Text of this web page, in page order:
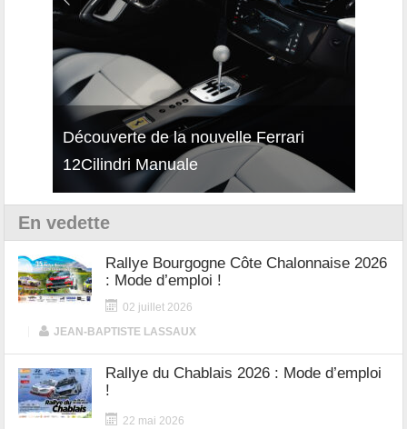
Découverte de la nouvelle Ferrari
12Cilindri Manuale
En vedette
Rallye Bourgogne Côte Chalonnaise 2026
: Mode d’emploi !
02 juillet 2026
JEAN-BAPTISTE LASSAUX
Rallye du Chablais 2026 : Mode d’emploi
!
22 mai 2026